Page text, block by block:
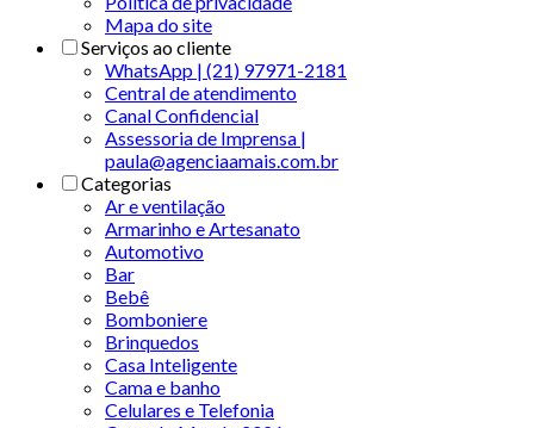
Mapa do site
Serviços ao cliente
WhatsApp | (21) 97971-2181
Central de atendimento
Canal Confidencial
Assessoria de Imprensa |
paula@agenciaamais.com.br
Categorias
Ar e ventilação
Armarinho e Artesanato
Automotivo
Bar
Bebê
Bomboniere
Brinquedos
Casa Inteligente
Cama e banho
Celulares e Telefonia